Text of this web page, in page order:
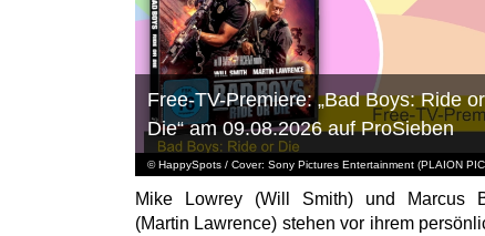
© HappySpots / Cover: Sony Pictures Entertainment (PLAION
Free-TV-Premiere: „Bad Boys: Ride or
Die“ am 09.08.2026 auf ProSieben
Mike Lowrey (Will Smith) und Marcus
(Martin Lawrence) stehen vor ihrem